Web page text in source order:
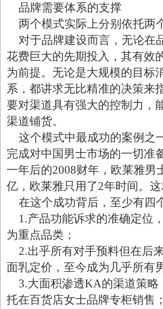
品牌需要体系的支撑
两个模式实际上分别依托两
对于品牌建设而言，无论在
花费巨大的先期投入，其有效
为前提。无论是大规模的目标
系，都讲求无比精准的决策来
要对渠道具有强大的控制力，
渠道铺货。
这个模式中最成功的案例之
完成对中国男士市场的一切准
一年后的2008财年，欧莱雅男
亿，欧莱雅只用了2年时间。
在这个成功背后，至少有四
1.产品功能诉求的准确定位
为重点品类；
2.出乎所有对手预料但在后
面乳定价，至今成为几乎所有
3.大面积渗透KA的渠道策略
托在百货店女士品牌专柜销售